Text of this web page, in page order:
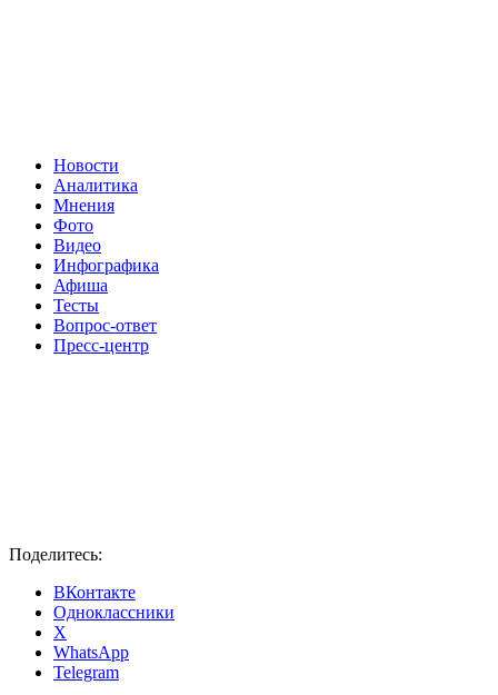
Новости
Аналитика
Мнения
Фото
Видео
Инфографика
Афиша
Тесты
Вопрос-ответ
Пресс-центр
Поделитесь:
ВКонтакте
Одноклассники
X
WhatsApp
Telegram